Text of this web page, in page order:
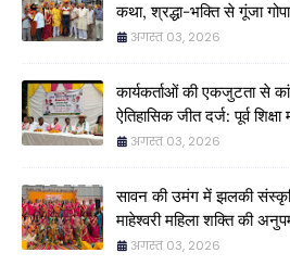
कथा, श्रद्धा-भक्ति से गूंजा
अगस्त 03, 2026
कार्यकर्ताओं की एकजुटता से
ऐतिहासिक जीत दर्ज: पूर्व
अगस्त 03, 2026
सावन की उमंग में झलकी
माहेश्वरी महिला शक्ति की
अगस्त 03, 2026